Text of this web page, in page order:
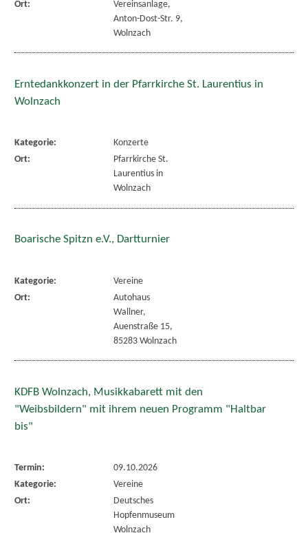
Ort:
Vereinsanlage,
Anton-Dost-Str. 9,
Wolnzach
Erntedankkonzert in der Pfarrkirche St. Laurentius in
Wolnzach
Kategorie:
Konzerte
Ort:
Pfarrkirche St.
Laurentius in
Wolnzach
Boarische Spitzn e.V., Dartturnier
Kategorie:
Vereine
Ort:
Autohaus
Wallner,
Auenstraße 15,
85283 Wolnzach
KDFB Wolnzach, Musikkabarett mit den
"Weibsbildern" mit ihrem neuen Programm "Haltbar
bis"
Termin:
09.10.2026
Kategorie:
Vereine
Ort:
Deutsches
Hopfenmuseum
Wolnzach